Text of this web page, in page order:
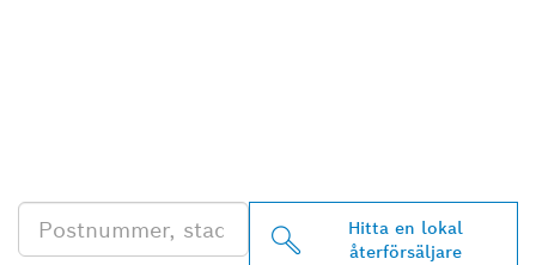
Hitta en lokal
återförsäljare